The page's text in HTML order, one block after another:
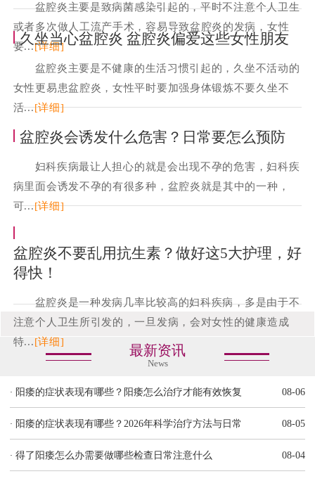
盆腔炎主要是致病菌感染引起的，平时不注意个人卫生
或者多次做人工流产手术，容易导致盆腔炎的发病，女性
要...[详细]
久坐当心盆腔炎 盆腔炎偏爱这些女性朋友
盆腔炎主要是不健康的生活习惯引起的，久坐不活动的
女性更易患盆腔炎，女性平时要加强身体锻炼不要久坐不
活...[详细]
盆腔炎会诱发什么危害？日常要怎么预防
妇科疾病最让人担心的就是会出现不孕的危害，妇科疾
病里面会诱发不孕的有很多种，盆腔炎就是其中的一种，
可...[详细]
盆腔炎不要乱用抗生素？做好这5大护理，好
得快！
盆腔炎是一种发病几率比较高的妇科疾病，多是由于不
注意个人卫生所引发的，一旦发病，会对女性的健康造成
特...[详细]
最新资讯
News
· 阳痿的症状表现有哪些？阳痿怎么治疗才能有效恢复 08-06
· 阳痿的症状表现有哪些？2026年科学治疗方法与日常 08-05
· 得了阳痿怎么办需要做哪些检查日常注意什么 08-04